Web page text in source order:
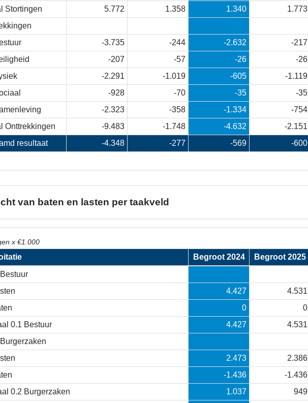
Stortingen
5.772 1.358 1.340 1.773
-3.735 -244 -2.632 -217
-207 -57 -26 -26
-2.291 -1.019 -605 -1.119
-928 -70 -35 -35
-2.323 -358 -1.334 -754
Onttrekkingen
-9.483 -1.748 -4.632 -2.151
resultaat
-4.348 -277 -569 -600
van baten en lasten per taakveld
x €1.000
Begroot 2024 Begroot 2025
4.427 4.531
0 0
0.1 Bestuur
4.427 4.531
2.473 2.386
-1.436 -1.436
0.2 Burgerzaken
1.037 949